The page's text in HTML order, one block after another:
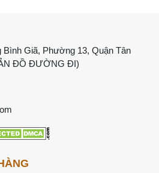
Giã, Phường 13, Quận Tân
ĐỒ ĐƯỜNG ĐI)